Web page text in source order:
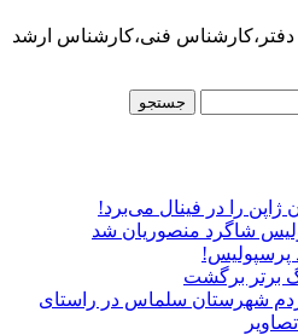
فنی،کارشناس ارشد
ژاپن را در فینال می‌برد!
شاگرد منصوریان شد
پرسپولیس!
برتر برگشت
شهرستان سلماس در راستای